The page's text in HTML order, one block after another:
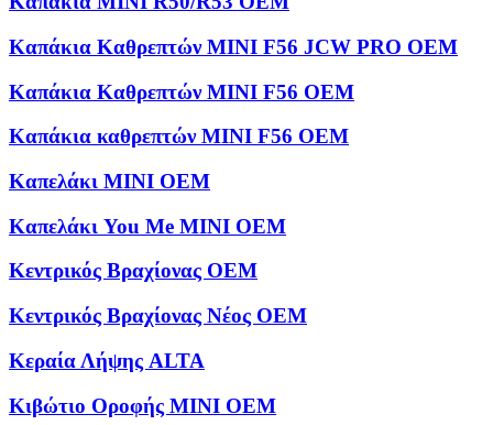
Καπάκια Καθρεπτών MINI F56 JCW PRO OEM
Καπάκια Καθρεπτών MINI F56 OEM
Καπάκια καθρεπτών MINI F56 OEM
Καπελάκι MINI OEM
Καπελάκι You Me MINI OEM
Κεντρικός Βραχίονας OEM
Κεντρικός Βραχίονας Νέος OEM
Κεραία Λήψης ALTA
Κιβώτιο Οροφής MINI OEM